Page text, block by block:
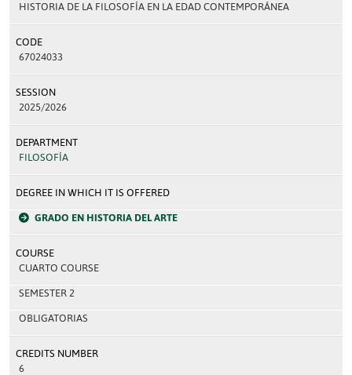
HISTORIA DE LA FILOSOFÍA EN LA EDAD CONTEMPORÁNEA
CODE
67024033
SESSION
2025/2026
DEPARTMENT
FILOSOFÍA
DEGREE IN WHICH IT IS OFFERED
GRADO EN HISTORIA DEL ARTE
COURSE
CUARTO COURSE
SEMESTER 2
OBLIGATORIAS
CREDITS NUMBER
6